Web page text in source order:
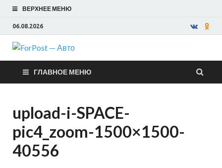
ВЕРХНЕЕ МЕНЮ
06.08.2026
ForPost —
Авто
ГЛАВНОЕ МЕНЮ
upload-i-SPACE-
pic4_zoom-1500×1500-
40556